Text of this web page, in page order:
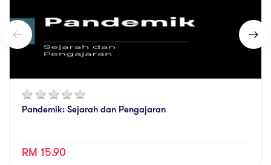
Pandemik: Sejarah dan Pengajaran
RM 15.90